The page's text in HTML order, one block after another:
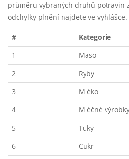
průměru vybraných druhů potravin
odchylky plnění najdete ve vyhlášce.
#
Kategorie
1
Maso
2
Ryby
3
Mléko
4
Mléčné výrobky
5
Tuky
6
Cukr